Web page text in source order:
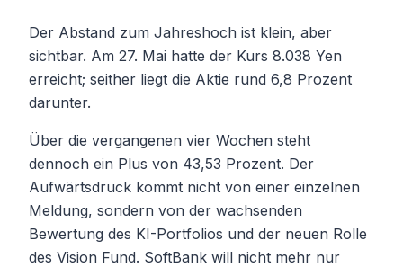
Der Abstand zum Jahreshoch ist klein, aber
sichtbar. Am 27. Mai hatte der Kurs 8.038 Yen
erreicht; seither liegt die Aktie rund 6,8 Prozent
darunter.
Über die vergangenen vier Wochen steht
dennoch ein Plus von 43,53 Prozent. Der
Aufwärtsdruck kommt nicht von einer einzelnen
Meldung, sondern von der wachsenden
Bewertung des KI-Portfolios und der neuen Rolle
des Vision Fund. SoftBank will nicht mehr nur